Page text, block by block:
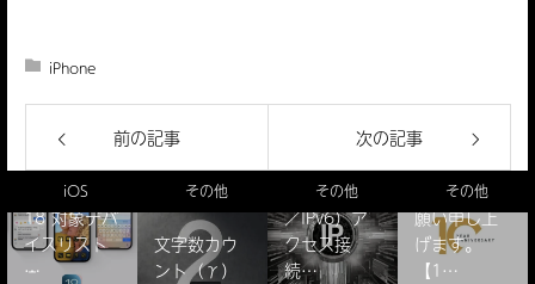
iPhone
前の記事 次の記事
iOS
驚きのiOS
18 対象デバ
イスリスト
̵…
その他
文字数カウ
ント（γ）
その他
IPアドレス
確認（IPv4
／IPv6）ア
クセス接
続…
その他
【謹賀新
年】本年も
よろしくお
願い申し上
げます。
【1…